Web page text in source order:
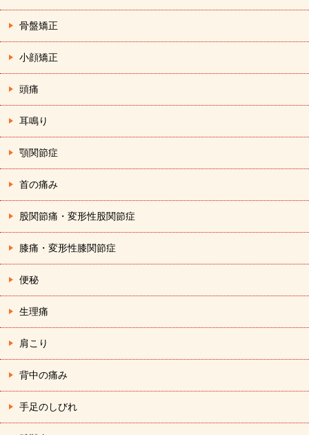
骨盤矯正
小顔矯正
頭痛
耳鳴り
顎関節症
首の痛み
股関節痛・変形性股関節症
膝痛・変形性膝関節症
便秘
生理痛
肩こり
背中の痛み
手足のしびれ